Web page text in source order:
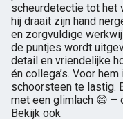
scheurdetectie tot het
hij draait zijn hand
en zorgvuldige
de puntjes wordt
detail en vriendelijke
én collega’s. Voor
schoorsteen te lastig.
met een glimlach 😄 –
Bekijk ook